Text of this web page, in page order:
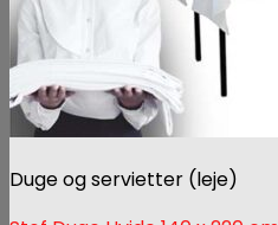
Duge og servietter (leje)